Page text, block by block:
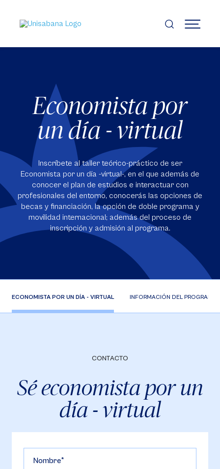
contenido
principal
MENÚ
Economista por
un día - virtual
Inscríbete al taller teórico-práctico de ser
Economista por un día -virtual-, en el que además de
conocer el plan de estudios e interactuar con
profesionales del entorno, conocerás las opciones de
becas y financiación, la opción de doble programa y
movilidad internacional; además del proceso de
inscripción y admisión al programa.
ECONOMISTA POR UN DÍA - VIRTUAL INFORMACIÓN DEL PROGRAMA
CONTACTO
Sé economista por un
día - virtual
Nombre